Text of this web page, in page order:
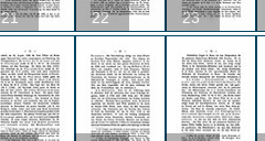
21 22 23